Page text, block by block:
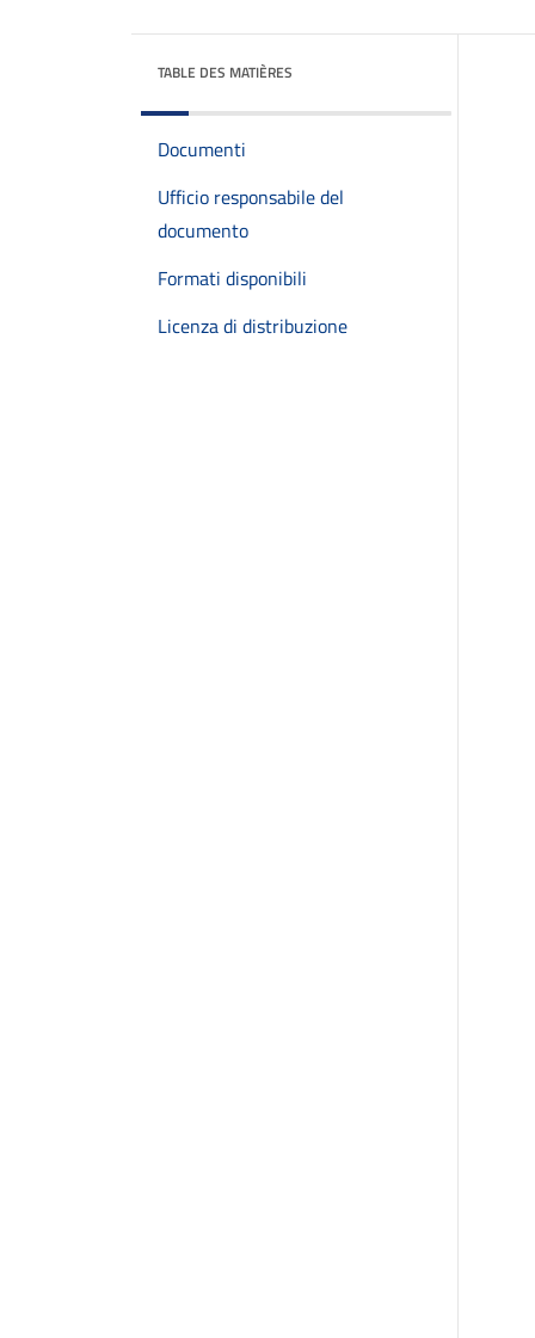
TABLE DES MATIÈRES
Documenti
Ufficio responsabile del
documento
Formati disponibili
Licenza di distribuzione